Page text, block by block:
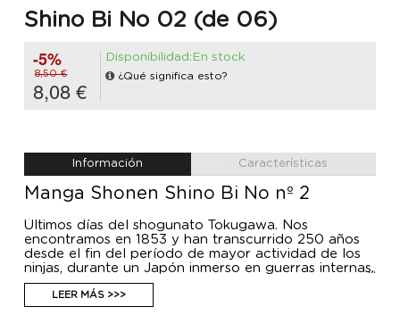
Shino Bi No 02 (de 06)
-5%
8,50 €
8,08 €
Disponibilidad:En stock
¿Qué significa esto?
Información Características
Manga Shonen Shino Bi No nº 2
Últimos días del shogunato Tokugawa. Nos
encontramos en 1853 y han transcurrido 250 años
desde el fin del período de mayor actividad de los
ninjas, durante un Japón inmerso en guerras internas.
Es entonces cuando el gobierno del shogunato
encomendará al último ninja una importante misión
de alto secreto que ha pasado a los anales de la
LEER MÁS >>>